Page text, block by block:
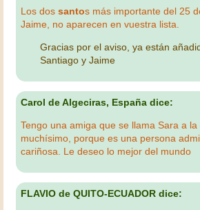
Los dossantos más importante del 25
Jaime, no aparecen en vuestra lista.
Gracias por el aviso, ya están
Santiago y Jaime
Carol de Algeciras, España dice:
Tengo una amiga que se llama Sara a
muchísimo, porque es una persona
cariñosa. Le deseo lo mejor del mundo
FLAVIO de QUITO-ECUADOR dice: